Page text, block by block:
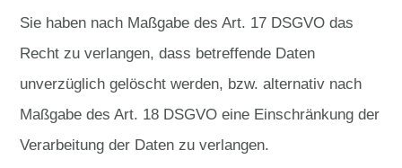
Sie haben nach Maßgabe des Art. 17 DSGVO das
Recht zu verlangen, dass betreffende Daten
unverzüglich gelöscht werden, bzw. alternativ nach
Maßgabe des Art. 18 DSGVO eine Einschränkung der
Verarbeitung der Daten zu verlangen.